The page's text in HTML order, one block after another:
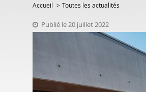
Accueil Toutes les actualités
Publié le 20 juillet 2022